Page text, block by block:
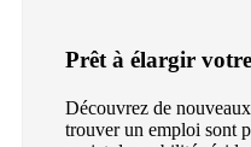
Prêt à élargir
Découvrez de
trouver un emploi sont